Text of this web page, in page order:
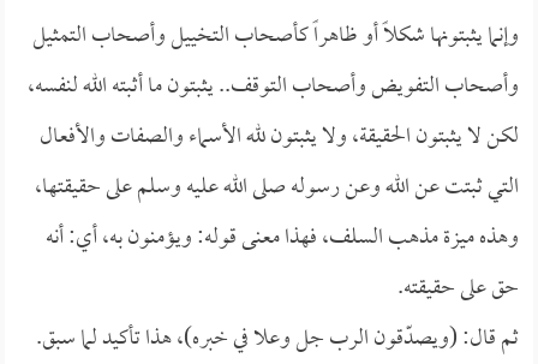
وإنما يثبتونها شكلاً أو ظاهراً كأصحاب التخييل وأصحاب التمثيل
وأصحاب التفويض وأصحاب التوقف.. يثبتون ما أثبته الله لنفسه،
لكن لا يثبتون الحقيقة، ولا يثبتون لله الأسماء والصفات والأفعال
التي ثبتت عن الله وعن رسوله صلى الله عليه وسلم على حقيقتها،
وهذه ميزة مذهب السلف، فهذا معنى قوله: ويؤمنون به، أي: أنه
حق على حقيقته.
ثم قال: (ويصدّقون الرب جل وعلا في خبره)، هذا تأكيد لما سبق.